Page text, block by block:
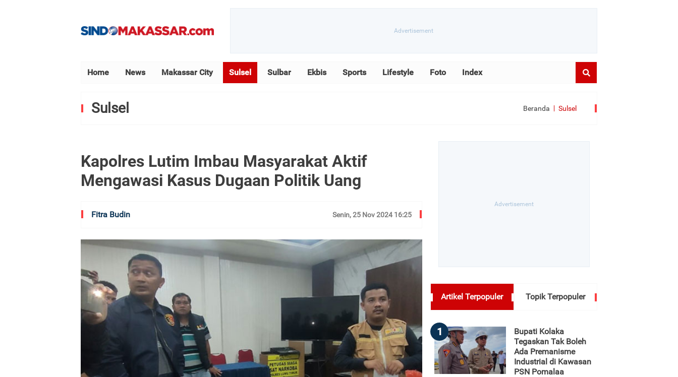
Home News Makassar City Sulsel Sulbar Ekbis Sports Lifestyle Foto Index
Sulsel Beranda Sulsel
Kapolres Lutim Imbau Masyarakat Aktif
Mengawasi Kasus Dugaan Politik Uang
Fitra Budin Senin, 25 Nov 2024 16:25
Artikel Terpopuler Topik Terpopuler
1
Bupati Kolaka
Tegaskan Tak Boleh
Ada Premanisme
Industrial di Kawasan
PSN Pomalaa